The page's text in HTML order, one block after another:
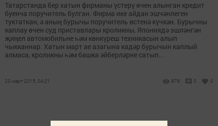
Татарстанда бер хатын фирманы үстерү өчен алынган кредит
буенча поручитель булган. Фирма ике айдан эшчәнлеген
туктаткан, ә аның бурычы поручитель өстенә күчкән. Бурычны
каплау өчен суд приставлары кроликны, Япониядә эшләнгән
җиңел автомобильне һәм көнкүреш техникасын алып
чыкканнар. Хатын март ае азагына кадәр бурычын каплый
алмаса, кроликны һәм башка әйберләрне сатып...
20 март 2015, 04:21 879 0 0